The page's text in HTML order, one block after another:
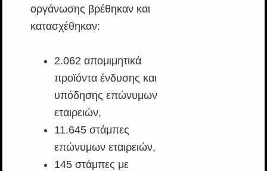
οργάνωσης βρέθηκαν και
κατασχέθηκαν:
2.062 απομιμητικά
προϊόντα ένδυσης και
υπόδησης επώνυμων
εταιρειών,
11.645 στάμπες
επώνυμων εταιρειών,
145 στάμπες με